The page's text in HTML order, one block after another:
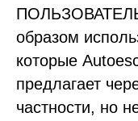
образом
которые
предлагает
частности, но